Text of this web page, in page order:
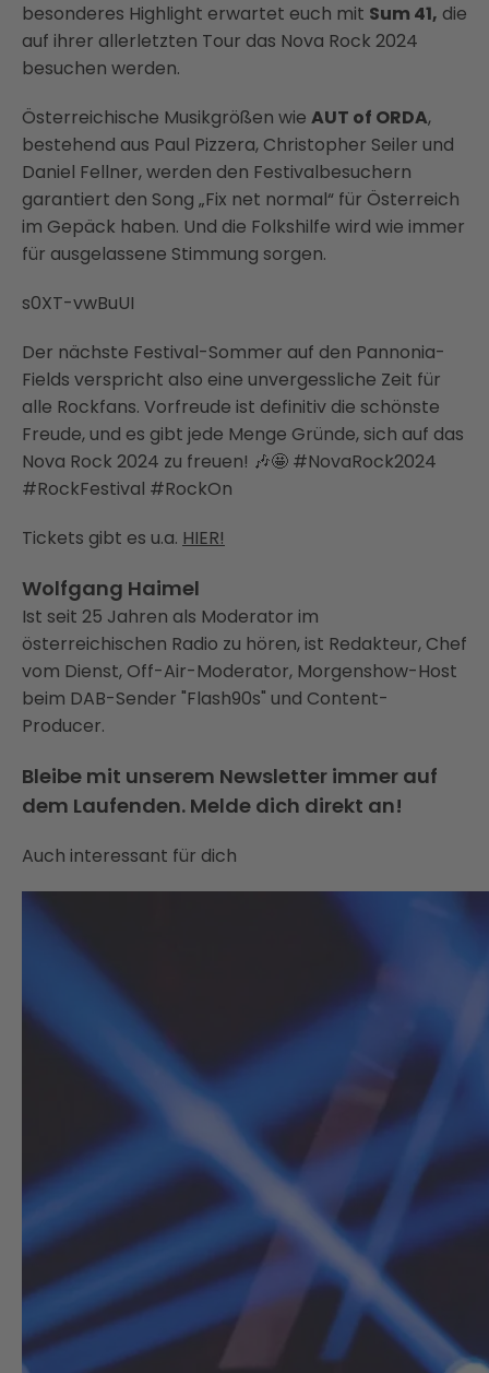
besonderes Highlight erwartet euch mit Sum 41, die
auf ihrer allerletzten Tour das Nova Rock 2024
besuchen werden.
Österreichische Musikgrößen wie AUT of ORDA,
bestehend aus Paul Pizzera, Christopher Seiler und
Daniel Fellner, werden den Festivalbesuchern
garantiert den Song „Fix net normal“ für Österreich
im Gepäck haben. Und die Folkshilfe wird wie immer
für ausgelassene Stimmung sorgen.
s0XT-vwBuUI
Der nächste Festival-Sommer auf den Pannonia-
Fields verspricht also eine unvergessliche Zeit für
alle Rockfans. Vorfreude ist definitiv die schönste
Freude, und es gibt jede Menge Gründe, sich auf das
Nova Rock 2024 zu freuen! 🎶🤩 #NovaRock2024
#RockFestival #RockOn
Tickets gibt es u.a. HIER!
Wolfgang Haimel
Ist seit 25 Jahren als Moderator im
österreichischen Radio zu hören, ist Redakteur, Chef
vom Dienst, Off-Air-Moderator, Morgenshow-Host
beim DAB-Sender "Flash90s" und Content-
Producer.
Bleibe mit unserem Newsletter immer auf
dem Laufenden. Melde dich direkt an!
Auch interessant für dich